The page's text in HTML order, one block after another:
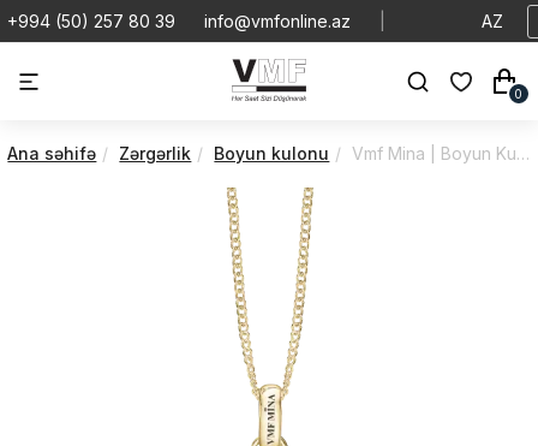
+994 (50) 257 80 39 info@vmfonline.az AZ
0
Ana səhifə Zərgərlik Boyun kulonu Vmf Mina | Boyun Kulonu | VMBK/680-G67-1